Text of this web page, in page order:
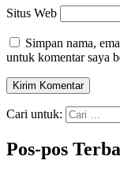
Situs Web
Simpan nama,
untuk komentar saya
Cari untuk:
Pos-pos